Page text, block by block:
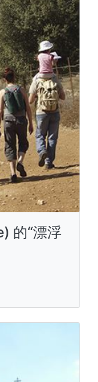
的“漂浮